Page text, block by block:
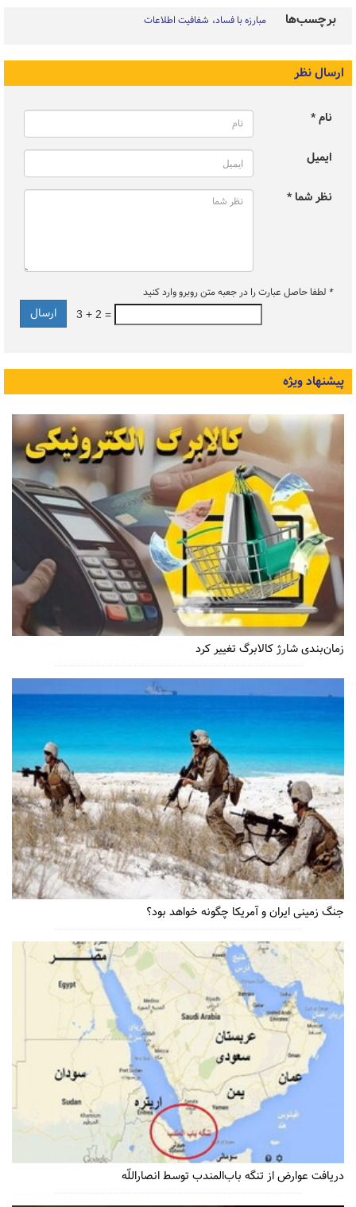
برچسب‌ها مبارزه با فساد شفافیت اطلاعات
ارسال نظر
نام *
ایمیل
نظر شما *
* لطفا حاصل عبارت را در جعبه متن روبرو وارد کنید
3 + 2 =
پیشنهاد ویژه
زمان‌بندی شارژ کالابرگ تغییر کرد
جنگ زمینی ایران و آمریکا چگونه خواهد بود؟
دریافت عوارض از تنگه باب‌المندب توسط انصاراللّه